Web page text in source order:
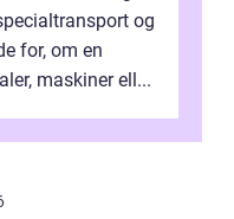
og
for, om en
maskiner ell...